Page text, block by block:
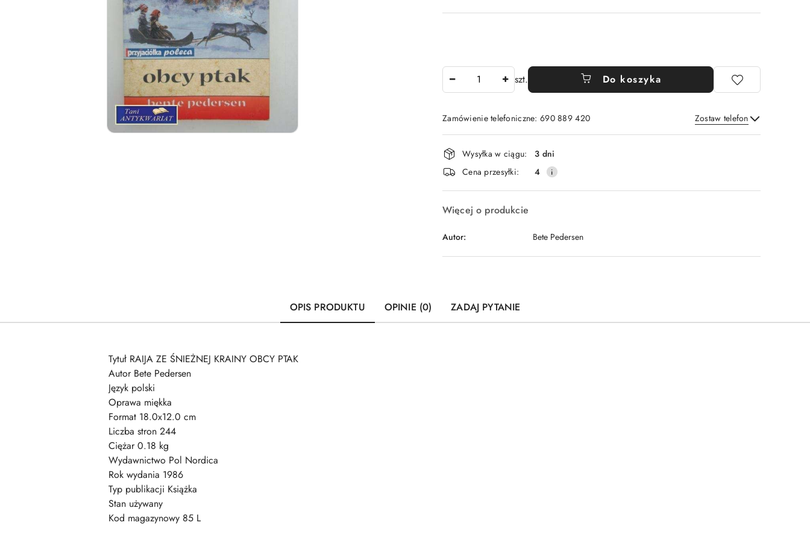
szt. Do koszyka
Zamówienie telefoniczne: 690 889 420 Zostaw telefon
Wyślij
Dostępność
i
dostawa
Wysyłka w ciągu:
3 dni
Cena przesyłki:
4
Więcej o produkcie
Autor: Bete Pedersen
OPIS PRODUKTU OPINIE (0) ZADAJ PYTANIE
Tytuł RAIJA ZE ŚNIEŻNEJ KRAINY OBCY PTAK
Autor Bete Pedersen
Język polski
Oprawa miękka
Format 18.0x12.0 cm
Liczba stron 244
Ciężar 0.18 kg
Wydawnictwo Pol Nordica
Rok wydania 1986
Typ publikacji Książka
Stan używany
Kod magazynowy 85 L